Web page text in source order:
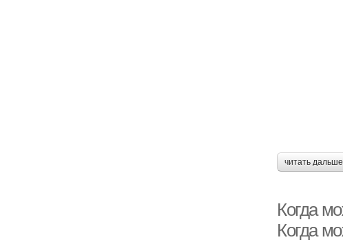
читать
Когда
Когда